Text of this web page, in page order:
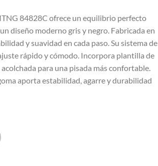
84828C ofrece un equilibrio perfecto
diseño moderno gris y negro. Fabricada en
y suavidad en cada paso. Su sistema de
rápido y cómodo. Incorpora plantilla de
para una pisada más confortable.
aporta estabilidad, agarre y durabilidad